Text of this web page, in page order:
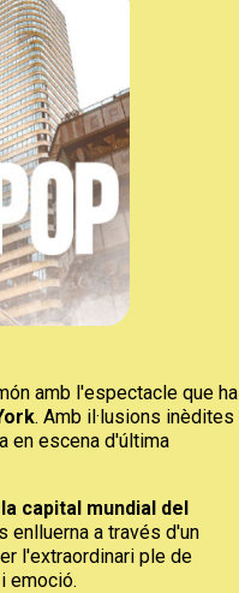
amb l'espectacle que ha
. Amb il·lusions inèdites
en escena d'última
la capital mundial del
enlluerna a través d'un
l'extraordinari ple de
emoció.